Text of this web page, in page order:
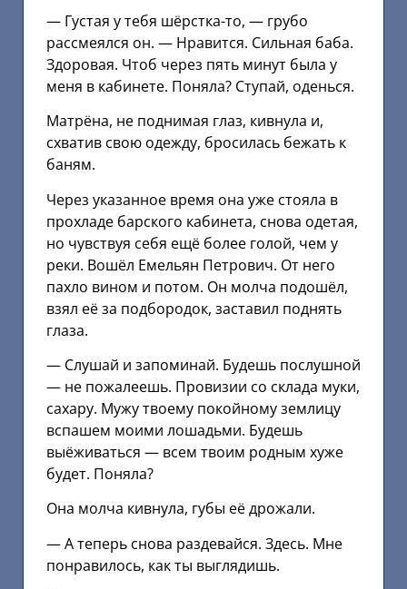
— Густая у тебя шёрстка-то, — грубо
рассмеялся он. — Нравится. Сильная баба.
Здоровая. Чтоб через пять минут была у
меня в кабинете. Поняла? Ступай, оденься.
Матрёна, не поднимая глаз, кивнула и,
схватив свою одежду, бросилась бежать к
баням.
Через указанное время она уже стояла в
прохладе барского кабинета, снова одетая,
но чувствуя себя ещё более голой, чем у
реки. Вошёл Емельян Петрович. От него
пахло вином и потом. Он молча подошёл,
взял её за подбородок, заставил поднять
глаза.
— Слушай и запоминай. Будешь послушной
— не пожалеешь. Провизии со склада муки,
сахару. Мужу твоему покойному землицу
вспашем моими лошадьми. Будешь
выёживаться — всем твоим родным хуже
будет. Поняла?
Она молча кивнула, губы её дрожали.
— А теперь снова раздевайся. Здесь. Мне
понравилось, как ты выглядишь.